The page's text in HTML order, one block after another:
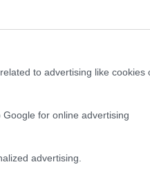
to advertising like cookies
for online advertising
advertising.
HIRDETÉS